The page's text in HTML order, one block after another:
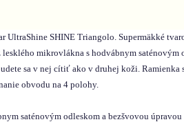
UltraShine SHINE Triangolo. Supermäkké
mikrovlákna s hodvábnym
sa v nej cítiť ako v druhej koži. Ramienka
obvodu na 4 polohy.
saténovým odleskom a bezšvovou